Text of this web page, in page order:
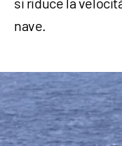
nave.